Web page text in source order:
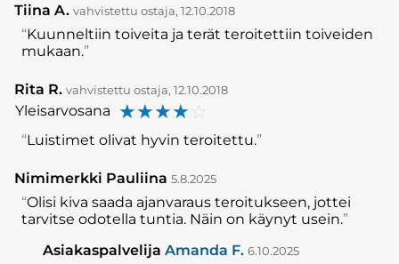
Tiina A. vahvistettu ostaja, 12.10.2018
Kuunneltiin toiveita ja terät teroitettiin toiveiden
mukaan.
Rita R. vahvistettu ostaja, 12.10.2018
Yleisarvosana ☆☆☆☆
Luistimet olivat hyvin teroitettu.
Nimimerkki Pauliina 5.8.2025
Olisi kiva saada ajanvaraus teroitukseen, jottei
tarvitse odotella tuntia. Näin on käynyt usein.
Asiakaspalvelija Amanda F. 6.10.2025